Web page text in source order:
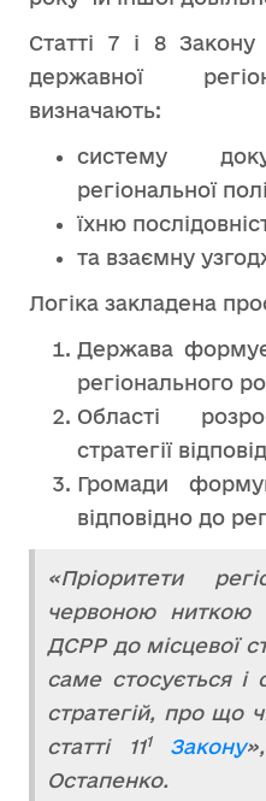
Статті 7 і 8
державної
визначають:
систему
регіональної
їхню
та взаємну
Логіка закладена
Держава
регіонального
Області
стратегії
Громади
відповідно до
«Пріоритети
червоною ниткою
ДСРР до місцевої
саме стосується і
стратегій, про що
статті 111 Закону
Остапенко.